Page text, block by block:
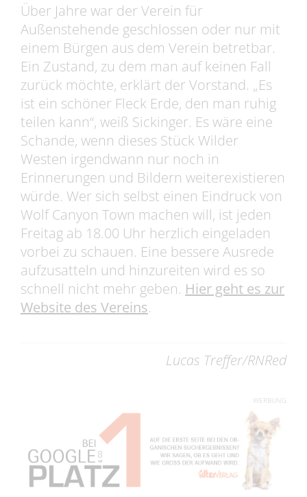
Über Jahre war der Verein für
Außenstehende geschlossen oder nur mit
einem Bürgen aus dem Verein betretbar.
Ein Zustand, zu dem man auf keinen Fall
zurück möchte, erklärt der Vorstand. „Es
ist ein schöner Fleck Erde, den man ruhig
teilen kann“, weiß Sickinger. Es wäre eine
Schande, wenn dieses Stück Wilder
Westen irgendwann nur noch in
Erinnerungen und Bildern weiterexistieren
würde. Wer sich selbst einen Eindruck von
Wolf Canyon Town machen will, ist jeden
Freitag ab 18.00 Uhr herzlich eingeladen
vorbei zu schauen. Eine bessere Ausrede
aufzusatteln und hinzureiten wird es so
schnell nicht mehr geben. Hier geht es zur
Website des Vereins.
Lucas Treffer/RNRed
WERBUNG